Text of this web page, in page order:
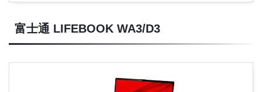
富士通 LIFEBOOK WA3/D3